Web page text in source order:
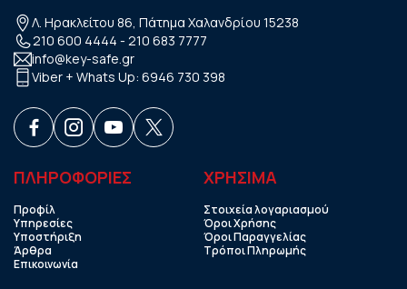
Λ. Ηρακλείτου 86, Πάτημα Χαλανδρίου 15238
210 600 4444 - 210 683 7777
info@key-safe.gr
Viber + Whats Up: 6946 730 398
ΠΛΗΡΟΦΟΡΙΕΣ
Προφίλ
Υπηρεσίες
Υποστήριξη
Άρθρα
Επικοινωνία
ΧΡHΣΙΜΑ
Στοιχεία λογαριασμού
Όροι Χρήσης
Όροι Παραγγελίας
Τρόποι Πληρωμής